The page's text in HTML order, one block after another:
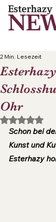
Ohr
2 Min. Lesezeit
Mit NaN
Schon bei
Kunst und
Esterhazy